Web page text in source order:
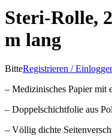
Steri-Rolle,
m lang
BitteRegistrieren /
– Medizinisches Papier mit
– Doppelschichtfolie aus
– Völlig dichte